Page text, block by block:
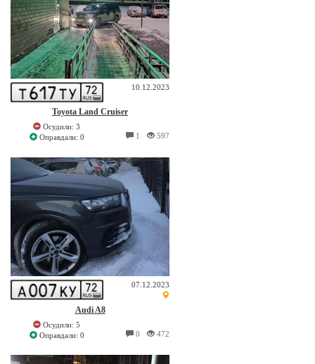
10.12.2023
Toyota Land Cruiser
Осудили: 3
Оправдали: 0
597
1
07.12.2023
Audi A8
Осудили: 5
Оправдали: 0
472
0